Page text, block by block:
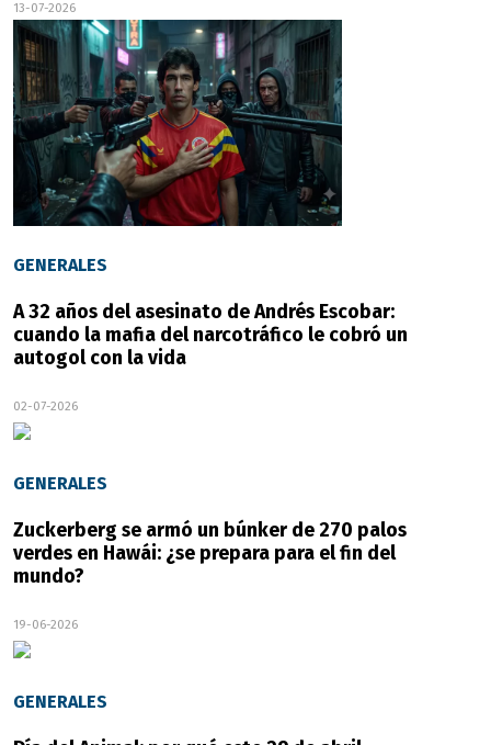
13-07-2026
GENERALES
A 32 años del asesinato de Andrés Escobar:
cuando la mafia del narcotráfico le cobró un
autogol con la vida
02-07-2026
GENERALES
Zuckerberg se armó un búnker de 270 palos
verdes en Hawái: ¿se prepara para el fin del
mundo?
19-06-2026
GENERALES